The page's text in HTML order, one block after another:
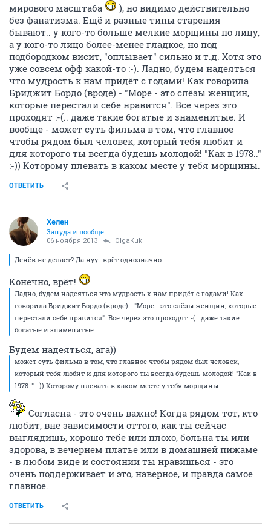
мирового масштаба
), но видимо действительно
без фанатизма. Ещё и разные типы старения
бывают.. у кого-то больше мелкие морщины по лицу,
а у кого-то лицо более-менее гладкое, но под
подбородком висит, "оплывает" сильно и т.д. Хотя это
уже совсем офф какой-то :-). Ладно, будем надеяться
что мудрость к нам придёт с годами! Как говорила
Бриджит Бордо (вроде) - "Море - это слёзы женщин,
которые перестали себе нравится". Все через это
проходят :-(.. даже такие богатые и знаменитые. И
вообще - может суть фильма в том, что главное
чтобы рядом был человек, который тебя любит и
для которого ты всегда будешь молодой! "Как в 1978.."
:-)) Которому плевать в каком месте у тебя морщины.
ОТВЕТИТЬ
Хелен
Зануда и вообще
06 ноября 2013 OlgaKuk
Денёв не делает? Да нуу.. врёт однозначно.
Конечно, врёт!
Ладно, будем надеяться что мудрость к нам придёт с годами! Как
говорила Бриджит Бордо (вроде) - "Море - это слёзы женщин, которые
перестали себе нравится". Все через это проходят :-(.. даже такие
богатые и знаменитые.
Будем надеяться, ага))
может суть фильма в том, что главное чтобы рядом был человек,
который тебя любит и для которого ты всегда будешь молодой! "Как в
1978.." :-)) Которому плевать в каком месте у тебя морщины.
Согласна - это очень важно! Когда рядом тот, кто
любит, вне зависимости оттого, как ты сейчас
выглядишь, хорошо тебе или плохо, больна ты или
здорова, в вечернем платье или в домашней пижаме
- в любом виде и состоянии ты нравишься - это
очень поддерживает и это, наверное, и правда самое
главное.
ОТВЕТИТЬ